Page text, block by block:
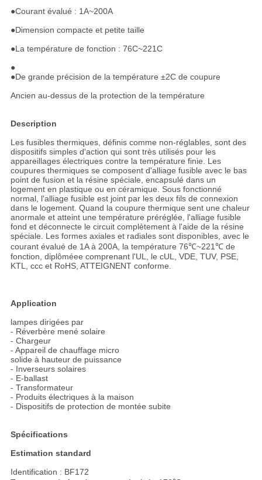
●Courant évalué : 1A~200A
●Dimension compacte et petite taille
●La température de fonction : 76C~221C
●
●De grande précision de la température ±2C de coupure
Ancien au-dessus de la protection de la température
Description
Les fusibles thermiques, définis comme non-réglables, sont des
dispositifs simples d'action qui sont très utilisés pour les
appareillages électriques contre la température finie. Les
coupures thermiques se composent d'alliage fusible avec le bas
point de fusion et la résine spéciale, encapsulé dans un
logement en plastique ou en céramique. Sous fonctionné
normal, l'alliage fusible est joint par les deux fils de connexion
dans le logement. Quand la coupure thermique sent une chaleur
anormale et atteint une température préréglée, l'alliage fusible
fond et déconnecte le circuit complètement à l'aide de la résine
spéciale. Les formes axiales et radiales sont disponibles, avec le
courant évalué de 1A à 200A, la température 76℃~221℃ de
fonction, diplôméee comprenant l'UL, le cUL, VDE, TUV, PSE,
KTL, ccc et RoHS, ATTEIGNENT conforme.
Application
lampes dirigées par
- Réverbère mené solaire
- Chargeur
- Appareil de chauffage micro
solide à hauteur de puissance
- Inverseurs solaires
- E-ballast
- Transformateur
- Produits électriques à la maison
- Dispositifs de protection de montée subite
Spécifications
Estimation standard
Identification : BF172